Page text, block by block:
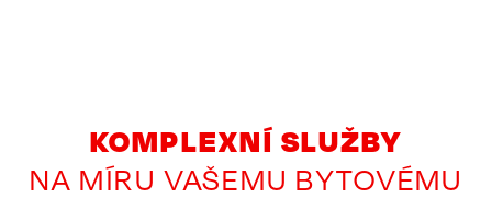
KOMPLEXNÍ SLUŽBY
NA MÍRU VAŠEMU BYTOVÉMU